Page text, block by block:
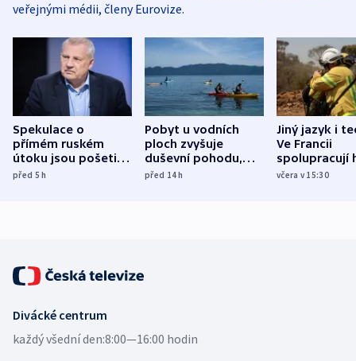
veřejnými médii, členy Eurovize.
Spekulace o
přímém ruském
útoku jsou pošetilé,
míní estonský
před 5h
Pobyt u vodních
ploch zvyšuje
duševní pohodu,
ukázala
před 14h
Jiný jazyk i
Ve Francii
spolupracují
různých zemí
včera v 15:30
Divácké centrum
každý všední den:8:00—16:00 hodin